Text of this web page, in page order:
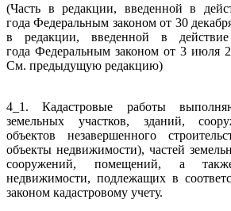
(Часть в редакции, введенной в
года Федеральным законом от 30
в редакции, введенной в
года Федеральным законом от 3 июля
См. предыдущую редакцию)
4_1. Кадастровые работы
земельных участков, зданий,
объектов незавершенного
объекты недвижимости), частей
сооружений, помещений, а
недвижимости, подлежащих в
законом кадастровому учету.